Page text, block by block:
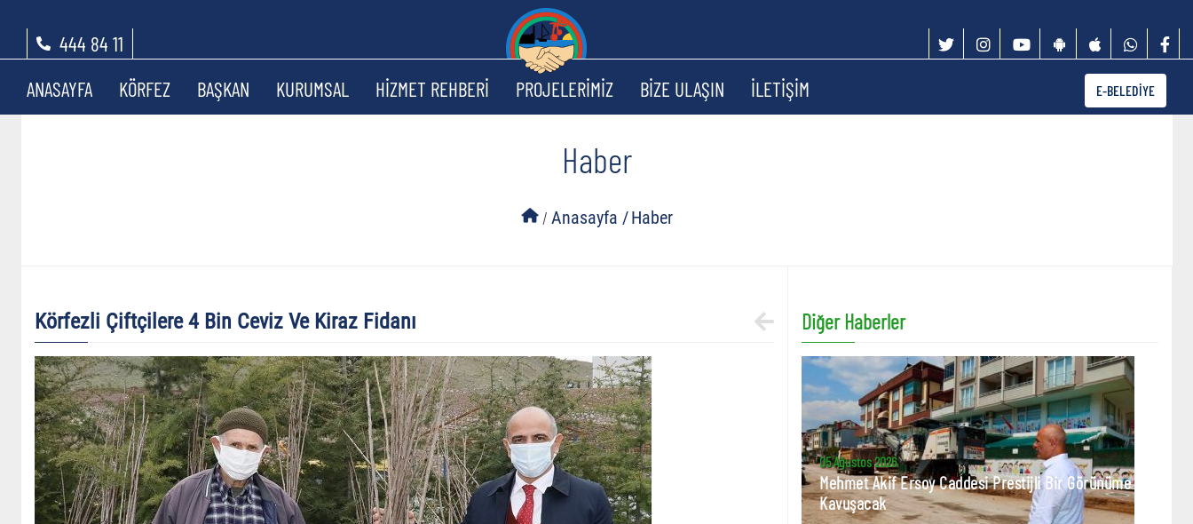
444 84 11
ANASAYFA
KÖRFEZ BAŞKAN KURUMSAL HİZMET REHBERİ PROJELERİMİZ BİZE ULAŞIN İLETİŞİM E-BELEDİYE
Haber
/ Anasayfa /Haber
Körfezli Çiftçilere 4 Bin Ceviz Ve Kiraz Fidanı Diğer Haberler
05 Ağustos 2026
Mehmet Akif Ersoy Caddesi Prestijli Bir Görünüme
Kavuşacak